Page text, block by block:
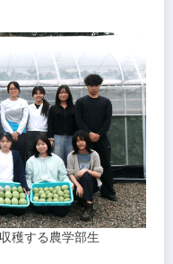
穫する農学部生